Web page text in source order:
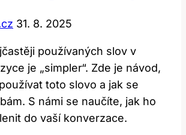
31. 8. 2025
používaných slov v
je „simpler“. Zde je návod,
toto slovo a jak se
S námi se naučíte, jak ho
do vaší konverzace.